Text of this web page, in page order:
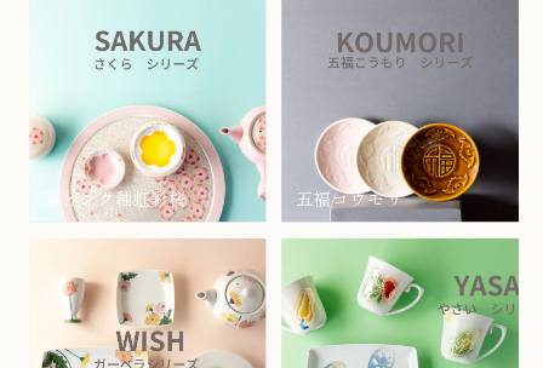
薄ピンク釉虹彩桜 五福コウモリ